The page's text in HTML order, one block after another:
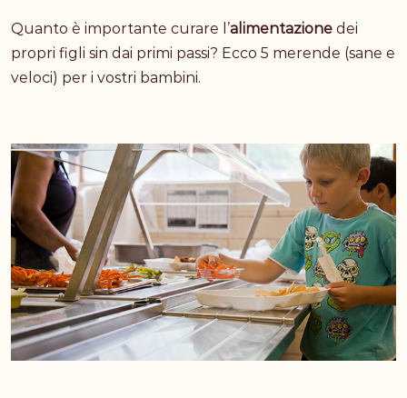
Quanto è importante curare l’alimentazione dei
propri figli sin dai primi passi? Ecco 5 merende (sane e
veloci) per i vostri bambini.